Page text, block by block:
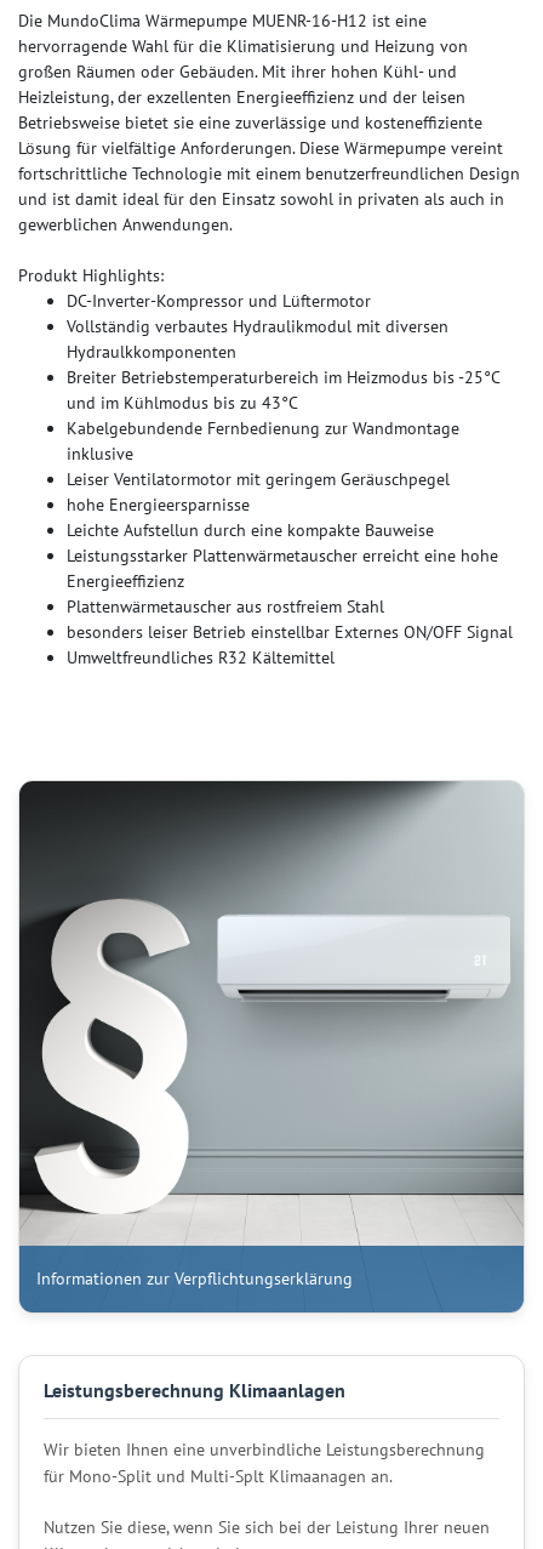
Die MundoClima Wärmepumpe MUENR-16-H12 ist eine
hervorragende Wahl für die Klimatisierung und Heizung von
großen Räumen oder Gebäuden. Mit ihrer hohen Kühl- und
Heizleistung, der exzellenten Energieeffizienz und der leisen
Betriebsweise bietet sie eine zuverlässige und kosteneffiziente
Lösung für vielfältige Anforderungen. Diese Wärmepumpe vereint
fortschrittliche Technologie mit einem benutzerfreundlichen Design
und ist damit ideal für den Einsatz sowohl in privaten als auch in
gewerblichen Anwendungen.
Produkt Highlights:
DC-Inverter-Kompressor und Lüftermotor
Vollständig verbautes Hydraulikmodul mit diversen
Hydraulkkomponenten
Breiter Betriebstemperaturbereich im Heizmodus bis -25°C
und im Kühlmodus bis zu 43°C
Kabelgebundende Fernbedienung zur Wandmontage
inklusive
Leiser Ventilatormotor mit geringem Geräuschpegel
hohe Energieersparnisse
Leichte Aufstellun durch eine kompakte Bauweise
Leistungsstarker Plattenwärmetauscher erreicht eine hohe
Energieeffizienz
Plattenwärmetauscher aus rostfreiem Stahl
besonders leiser Betrieb einstellbar Externes ON/OFF Signal
Umweltfreundliches R32 Kältemittel
Informationen zur Verpflichtungserklärung
Leistungsberechnung Klimaanlagen
Wir bieten Ihnen eine unverbindliche Leistungsberechnung
für Mono-Split und Multi-Splt Klimaanagen an.
Nutzen Sie diese, wenn Sie sich bei der Leistung Ihrer neuen